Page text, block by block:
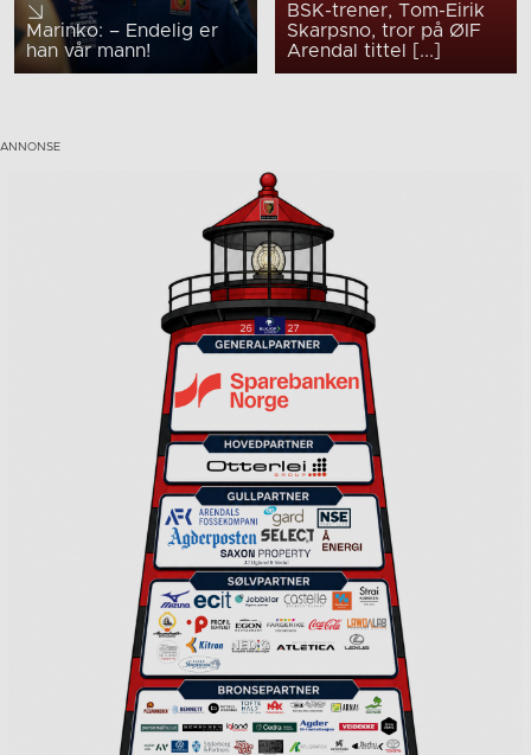
Marinko: – Endelig er
han vår mann!
BSK-trener, Tom-Eirik
Skarpsno, tror på ØIF
Arendal tittel [...]